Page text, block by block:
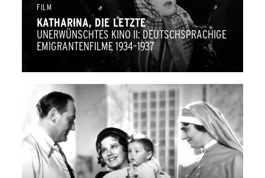
FILM
KATHARINA, DIE LETZTE
UNERWÜNSCHTES KINO II: DEUTSCHSPRACHIGE
EMIGRANTENFILME 1934–1937